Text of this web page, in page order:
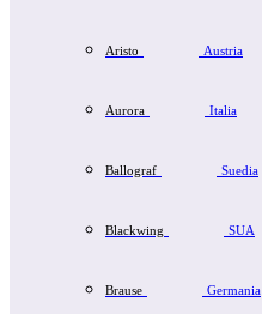
Aristo Austria
Aurora Italia
Ballograf Suedia
Blackwing SUA
Brause Germania